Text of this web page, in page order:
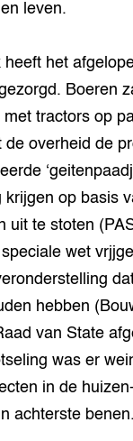
leven.
heeft het
Boeren
tractors op
de overheid de
krijgen op basis
uit te stoten
wet
hebben
van State
was er
in de
achterste benen.